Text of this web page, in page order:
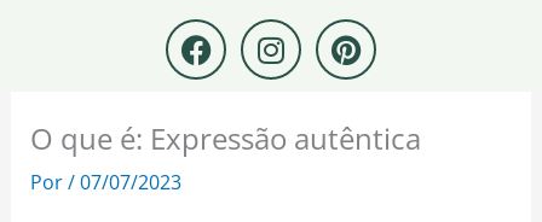
F
a
c
e
b
I
n
s
t
a
P
i
n
t
e
O que é: Expressão autêntica
Por/07/07/2023